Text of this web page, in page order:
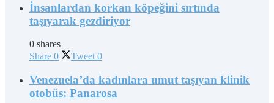
İnsanlardan korkan köpeğini sırtında
taşıyarak gezdiriyor
0 shares
Share 0 Tweet 0
Venezuela’da kadınlara umut taşıyan klinik
otobüs: Panarosa